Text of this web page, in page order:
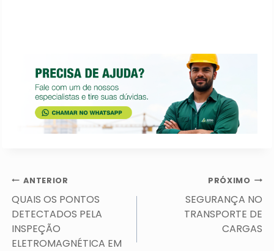
Navegação
de
Post
ANTERIOR
QUAIS OS PONTOS
DETECTADOS PELA
INSPEÇÃO
ELETROMAGNÉTICA EM
PRÓXIMO
SEGURANÇA NO
TRANSPORTE DE
CARGAS